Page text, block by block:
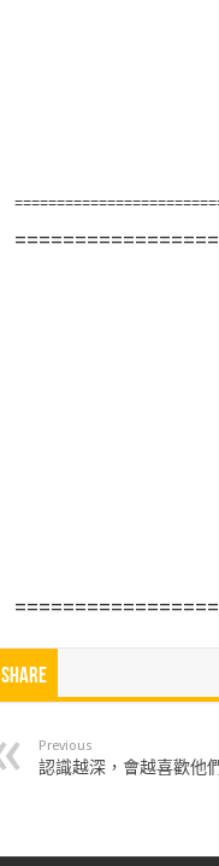
Share
Previous
認識越深，會越喜歡他